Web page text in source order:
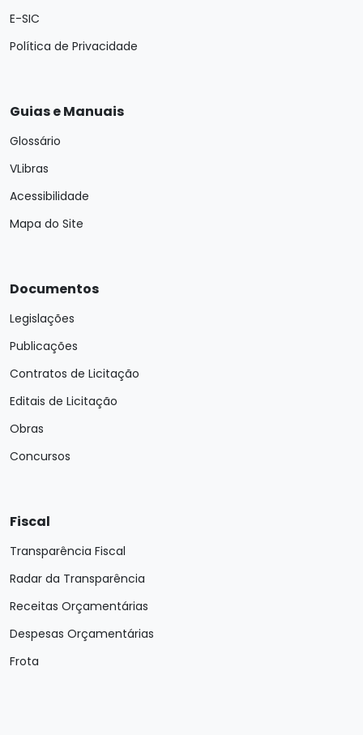
E-SIC
Política de Privacidade
Guias e Manuais
Glossário
VLibras
Acessibilidade
Mapa do Site
Documentos
Legislações
Publicações
Contratos de Licitação
Editais de Licitação
Obras
Concursos
Fiscal
Transparência Fiscal
Radar da Transparência
Receitas Orçamentárias
Despesas Orçamentárias
Frota